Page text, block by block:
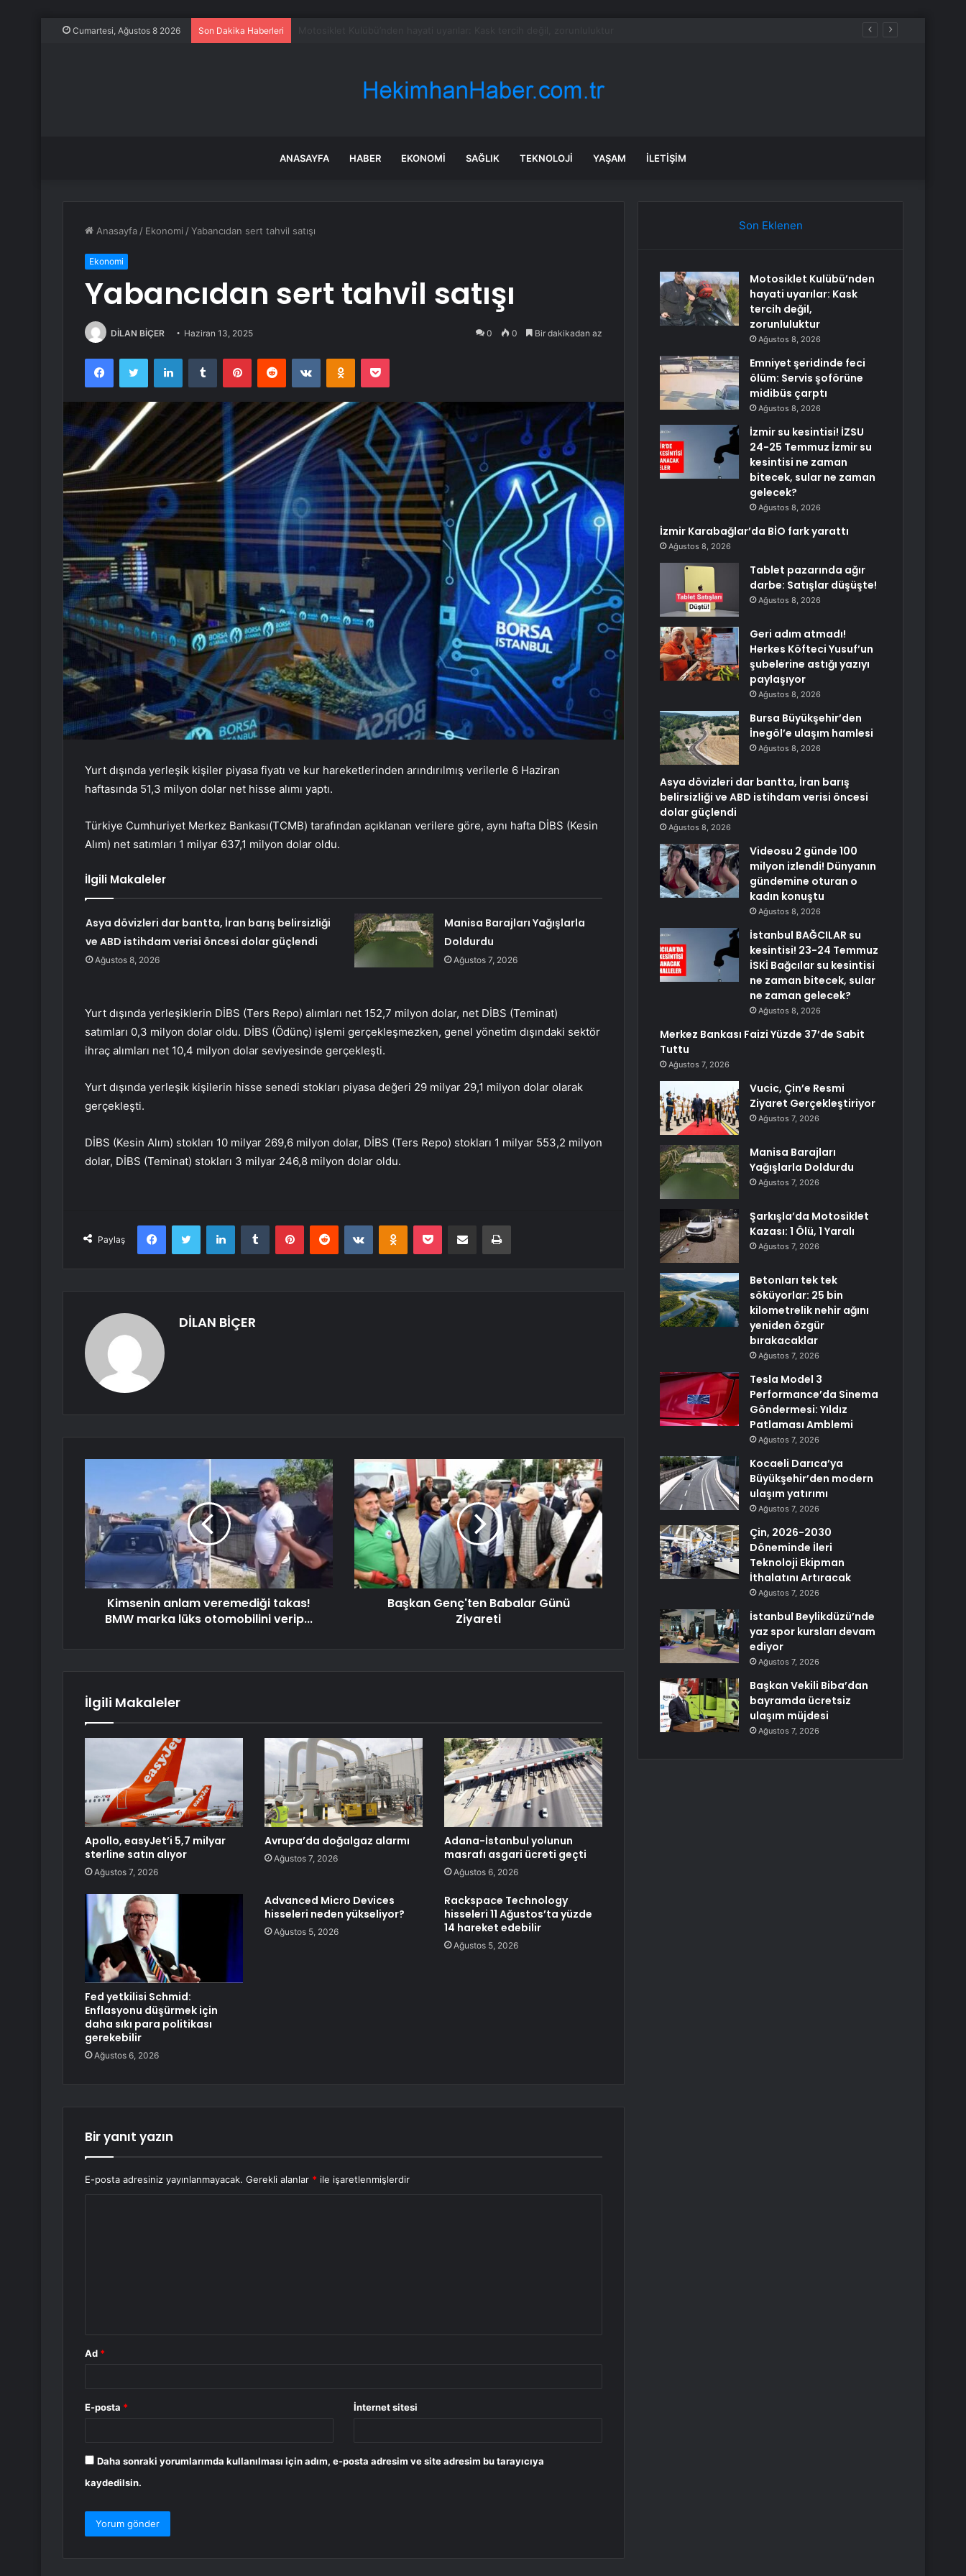
Cumartesi, Ağustos 8 2026 Son Dakika Haberleri
ANASAYFA HABER EKONOMI SAĞLIK TEKNOLOJI YAŞAM İLETIŞIM
Anasayfa / Ekonomi /Yabancıdan sert tahvil satışı
Ekonomi
Yabancıdan sert tahvil satışı
DİLAN BİÇER Haziran 13, 2025 0 0 Bir dakikadan az
FacebookTwitter LinkedInTumblr PinterestReddit VKontakteOdnoklassniki
Pocket
Yurt dışında yerleşik kişiler piyasa fiyatı ve kur hareketlerinden arındırılmış verilerle 6 Haziran
haftasında 51,3 milyon dolar net hisse alımı yaptı.
Türkiye Cumhuriyet Merkez Bankası(TCMB) tarafından açıklanan verilere göre, aynı hafta DİBS (Kesin
Alım) net satımları 1 milyar 637,1 milyon dolar oldu.
İlgili Makaleler
Asya dövizleri dar bantta, İran barış belirsizliği
ve ABD istihdam verisi öncesi dolar güçlendi
Ağustos 8, 2026
Manisa Barajları Yağışlarla
Doldurdu
Ağustos 7, 2026
Yurt dışında yerleşiklerin DİBS (Ters Repo) alımları net 152,7 milyon dolar, net DİBS (Teminat)
satımları 0,3 milyon dolar oldu. DİBS (Ödünç) işlemi gerçekleşmezken, genel yönetim dışındaki sektör
ihraç alımları net 10,4 milyon dolar seviyesinde gerçekleşti.
Yurt dışında yerleşik kişilerin hisse senedi stokları piyasa değeri 29 milyar 29,1 milyon dolar olarak
gerçekleşti.
DİBS (Kesin Alım) stokları 10 milyar 269,6 milyon dolar, DİBS (Ters Repo) stokları 1 milyar 553,2 milyon
dolar, DİBS (Teminat) stokları 3 milyar 246,8 milyon dolar oldu.
Paylaş
FacebookTwitter LinkedInTumblr PinterestReddit VKontakteOdnoklassniki
Pocket E-Posta ile paylaş Yazdır
DİLAN BİÇER
Kimsenin anlam veremediği takas!
BMW marka lüks otomobilini verip...
Başkan Genç'ten Babalar Günü
Ziyareti
İlgili Makaleler
Apollo, easyJet’i 5,7 milyar
sterline satın alıyor
Ağustos 7, 2026
Avrupa’da doğalgaz alarmı
Ağustos 7, 2026
Adana-İstanbul yolunun
masrafı asgari ücreti geçti
Ağustos 6, 2026
Fed yetkilisi Schmid:
Enflasyonu düşürmek için
daha sıkı para politikası
gerekebilir
Ağustos 6, 2026
Advanced Micro Devices
hisseleri neden yükseliyor?
Ağustos 5, 2026
Rackspace Technology
hisseleri 11 Ağustos’ta yüzde
14 hareket edebilir
Ağustos 5, 2026
Bir yanıt yazın
E-posta adresiniz yayınlanmayacak. Gerekli alanlar * ile işaretlenmişlerdir
Ad *
E-posta * İnternet sitesi
Daha sonraki yorumlarımda kullanılması için adım, e-posta adresim ve site adresim bu tarayıcıya
kaydedilsin.
Son Eklenen
Motosiklet Kulübü’nden
hayati uyarılar: Kask
tercih değil,
zorunluluktur
Ağustos 8, 2026
Emniyet şeridinde feci
ölüm: Servis şoförüne
midibüs çarptı
Ağustos 8, 2026
İzmir su kesintisi! İZSU
24-25 Temmuz İzmir su
kesintisi ne zaman
bitecek, sular ne zaman
gelecek?
Ağustos 8, 2026
İzmir Karabağlar’da BİO fark yarattı
Ağustos 8, 2026
Tablet pazarında ağır
darbe: Satışlar düşüşte!
Ağustos 8, 2026
Geri adım atmadı!
Herkes Köfteci Yusuf’un
şubelerine astığı yazıyı
paylaşıyor
Ağustos 8, 2026
Bursa Büyükşehir’den
İnegöl’e ulaşım hamlesi
Ağustos 8, 2026
Asya dövizleri dar bantta, İran barış
belirsizliği ve ABD istihdam verisi öncesi
dolar güçlendi
Ağustos 8, 2026
Videosu 2 günde 100
milyon izlendi! Dünyanın
gündemine oturan o
kadın konuştu
Ağustos 8, 2026
İstanbul BAĞCILAR su
kesintisi! 23-24 Temmuz
İSKİ Bağcılar su kesintisi
ne zaman bitecek, sular
ne zaman gelecek?
Ağustos 8, 2026
Merkez Bankası Faizi Yüzde 37’de Sabit
Tuttu
Ağustos 7, 2026
Vucic, Çin’e Resmi
Ziyaret Gerçekleştiriyor
Ağustos 7, 2026
Manisa Barajları
Yağışlarla Doldurdu
Ağustos 7, 2026
Şarkışla’da Motosiklet
Kazası: 1 Ölü, 1 Yaralı
Ağustos 7, 2026
Betonları tek tek
söküyorlar: 25 bin
kilometrelik nehir ağını
yeniden özgür
bırakacaklar
Ağustos 7, 2026
Tesla Model 3
Performance’da Sinema
Göndermesi: Yıldız
Patlaması Amblemi
Ağustos 7, 2026
Kocaeli Darıca’ya
Büyükşehir’den modern
ulaşım yatırımı
Ağustos 7, 2026
Çin, 2026-2030
Döneminde İleri
Teknoloji Ekipman
İthalatını Artıracak
Ağustos 7, 2026
İstanbul Beylikdüzü’nde
yaz spor kursları devam
ediyor
Ağustos 7, 2026
Başkan Vekili Biba’dan
bayramda ücretsiz
ulaşım müjdesi
Ağustos 7, 2026